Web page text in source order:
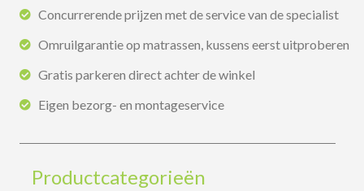
Concurrerende prijzen met de service van de specialist
Omruilgarantie op matrassen, kussens eerst uitproberen
Gratis parkeren direct achter de winkel
Eigen bezorg- en montageservice
Productcategorieën